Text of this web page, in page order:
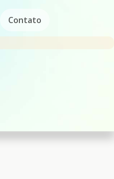
Contato